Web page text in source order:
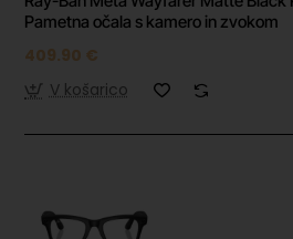
Pametna očala s kamero in zvokom
409.90 €
V košarico